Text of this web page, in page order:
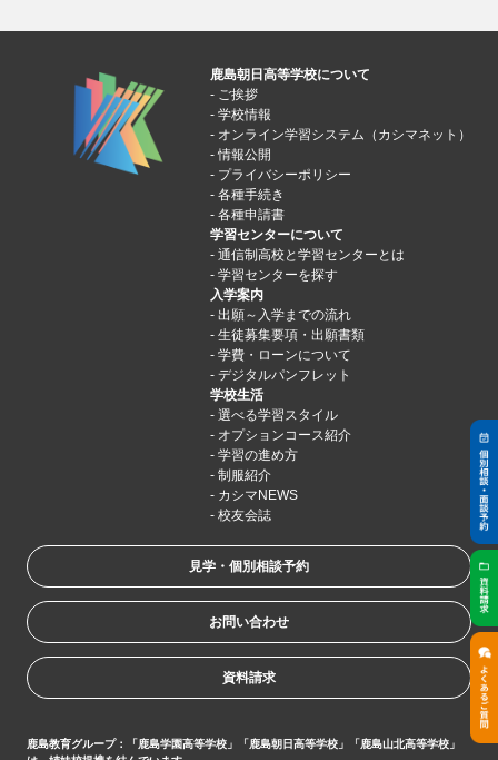
鹿島朝日高等学校について
ご挨拶
学校情報
オンライン学習システム（カシマネット）
情報公開
プライバシーポリシー
各種手続き
各種申請書
学習センターについて
通信制高校と学習センターとは
学習センターを探す
入学案内
出願～入学までの流れ
生徒募集要項・出願書類
学費・ローンについて
デジタルパンフレット
学校生活
選べる学習スタイル
オプションコース紹介
学習の進め方
制服紹介
カシマNEWS
校友会誌
見学・個別相談予約
お問い合わせ
資料請求
鹿島教育グループ：「鹿島学園高等学校」「鹿島朝日高等学校」「鹿島山北高等学校」